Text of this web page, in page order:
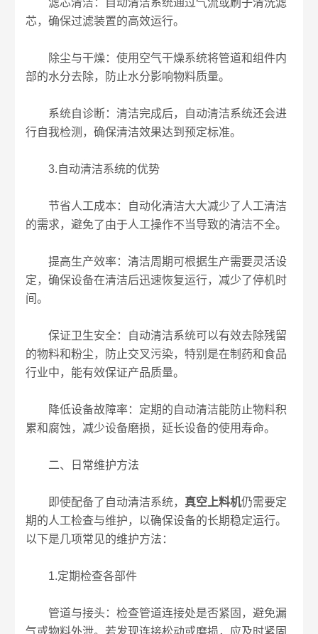
滤芯清洁：自动清洁系统通过气流或刷子清洗滤
芯，确保过滤装置的高效运行。
除尘与干燥：使用空气干燥系统将管道和组件内
部的水分去除，防止水分影响物料质量。
系统自诊断：清洁完成后，自动清洁系统还会进
行自我检测，确保清洁效果达到预定标准。
3.自动清洁系统的优势
节省人工成本：自动化清洁大大减少了人工清洁
的需求，避免了由于人工操作不当导致的清洁不全。
提高生产效率：清洁周期可根据生产需要灵活设
定，确保设备在清洁后迅速恢复运行，减少了停机时
间。
保证卫生安全：自动清洁系统可以有效去除残留
的物料和粉尘，防止交叉污染，特别是在制药和食品
行业中，能有效保证产品质量。
降低设备故障率：定期的自动清洁能防止物料积
累和腐蚀，减少设备磨损，延长设备的使用寿命。
二、日常维护方法
即使配备了自动清洁系统， 真空上料机仍需要定
期的人工检查与维护，以确保设备的长期稳定运行。
以下是几项常见的维护方法：
1.定期检查各部件
管道与接头：检查管道连接处是否紧固，避免漏
气或物料外泄。若发现连接松动或磨损，应及时紧固